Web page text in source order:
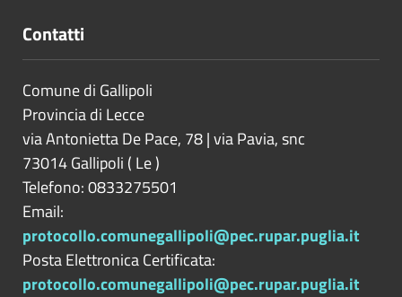
Contatti
Comune di Gallipoli
Provincia di Lecce
via Antonietta De Pace, 78 | via Pavia, snc
73014Gallipoli ( Le)
Telefono: 0833275501
Email:
protocollo.comunegallipoli@pec.rupar.puglia.it
Posta Elettronica Certificata:
protocollo.comunegallipoli@pec.rupar.puglia.it